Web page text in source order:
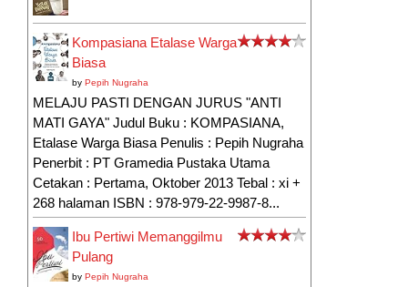
Kompasiana Etalase Warga
Biasa
byPepih Nugraha
MELAJU PASTI DENGAN JURUS "ANTI
MATI GAYA" Judul Buku : KOMPASIANA,
Etalase Warga Biasa Penulis : Pepih Nugraha
Penerbit : PT Gramedia Pustaka Utama
Cetakan : Pertama, Oktober 2013 Tebal : xi +
268 halaman ISBN : 978-979-22-9987-8...
Ibu Pertiwi Memanggilmu
Pulang
byPepih Nugraha